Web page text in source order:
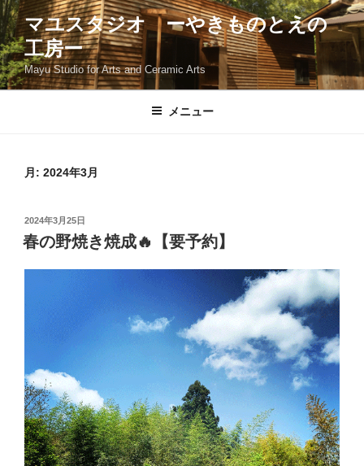
コ
ン
テ
ン
ツ
マユスタジオ ーやきものとえの
工房ー
Mayu Studio for Arts and Ceramic Arts
メニュー
月: 2024年3月
投
稿
日:
2024年3月25日
春の野焼き焼成🔥【要予約】